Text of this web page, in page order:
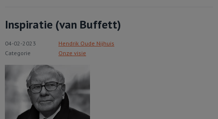
Inspiratie (van Buffett)
04-02-2023
Hendrik Oude Nijhuis
Categorie
Onze visie